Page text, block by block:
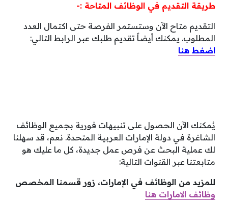
طريقة التقديم في الوظائف المتاحة :-
التقديم متاح الآن وستستمر الفرصة حتى اكتمال العدد
المطلوب. يمكنك أيضاً تقديم طلبك عبر الرابط التالي:
اضغط هنا
يُمكنك الآن الحصول على تنبيهات فورية بجميع الوظائف
الشاغرة في دولة الإمارات العربية المتحدة. نعم، قد سهلنا
لك عملية البحث عن فرص عمل جديدة، كل ما عليك هو
متابعتنا عبر القنوات التالية:
للمزيد من الوظائف في الإمارات، زور قسمنا المخصص
وظائف الامارات هنا